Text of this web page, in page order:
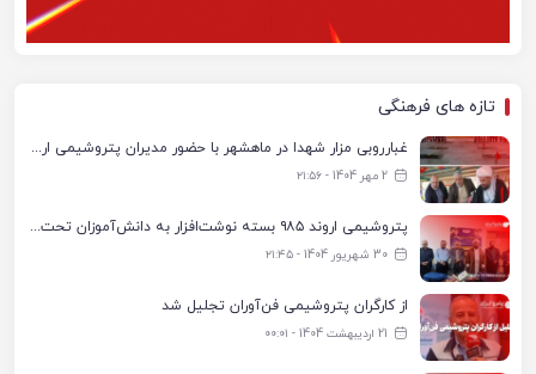
تازه های فرهنگی
غبارروبی مزار شهدا در ماهشهر با حضور مدیران پتروشیمی اروند و مسئولان شهری
2 مهر 1404 - ۲۱:۵۶
پتروشیمی اروند ۹۸۵ بسته نوشت‌افزار به دانش‌آموزان تحت پوشش کمیته امداد بندرماهشهر اهدا کرد
30 شهریور 1404 - ۲۱:۴۵
از کارگران پتروشیمی فن‌آوران تجلیل شد
21 اردیبهشت 1404 - ۰۰:۰۱